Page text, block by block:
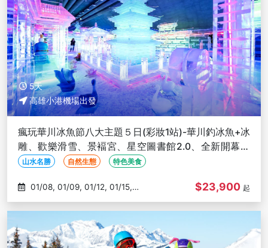
5天
高雄小港機場出發
瘋玩華川冰魚節八大主題５日(彩妝1站)-華川釣冰魚+冰
雕、歡樂滑雪、景褔宮、星空圖書館2.0、全新開幕汗
蒸幕-高雄出發
山水名勝 自然生態 特色美食
01/16
$23,900 起